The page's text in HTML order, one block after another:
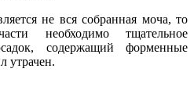
не вся собранная моча, то
необходимо тщательное
содержащий форменные
утрачен.